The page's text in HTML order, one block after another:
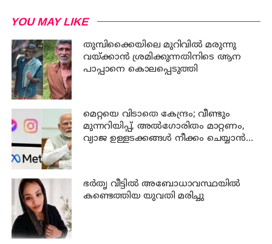
YOU MAY LIKE
തുമ്പിക്കൈയിലെ മുറിവില്‍ മരുന്നു
വയ്ക്കാന്‍ ശ്രമിക്കുന്നതിനിടെ ആന
പാപ്പാനെ കൊലപ്പെടുത്തി
മെറ്റയെ വിടാതെ കേന്ദ്രം; വീണ്ടും
മുന്നറിയിപ്പ്, അൽഗോരിതം മാറ്റണം,
വ്യാജ ഉള്ളടക്കങ്ങൾ നീക്കം ചെയ്യാൻ
ഭര്‍തൃ വീട്ടില്‍ അബോധാവസ്ഥയില്‍
കണ്ടെത്തിയ യുവതി മരിച്ചു